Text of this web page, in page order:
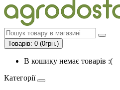
Товарів: 0 (0грн.)
В кошику немає товарів :(
Категорії